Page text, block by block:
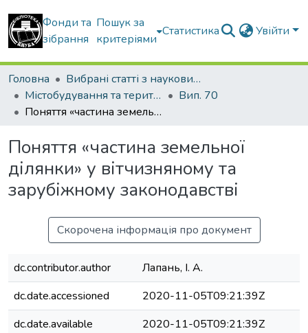
Фонди та
зібрання
Пошук за
критеріями
Статистика Увійти
Головна
Вибрані статті з наукових збірників КНУБА
Містобудування та територіальне планування
Вип. 70
Поняття «частина земельної ділянки» у вітчизняному та зарубіжному законодавстві
Поняття «частина земельної
ділянки» у вітчизняному та
зарубіжному законодавстві
Скорочена інформація про документ
dc.contributor.author
Лапань, І. А.
dc.date.accessioned
2020-11-05T09:21:39Z
dc.date.available
2020-11-05T09:21:39Z